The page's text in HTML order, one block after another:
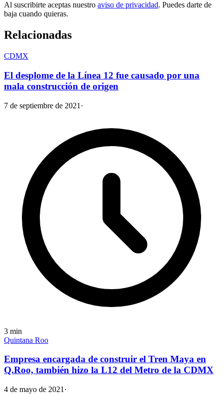
Al suscribirte aceptas nuestro aviso de privacidad. Puedes darte de
baja cuando quieras.
Relacionadas
CDMX
El desplome de la Línea 12 fue causado por una
mala construcción de origen
7 de septiembre de 2021 ·
3 min
Quintana Roo
Empresa encargada de construir el Tren Maya en
Q.Roo, también hizo la L12 del Metro de la CDMX
4 de mayo de 2021 ·